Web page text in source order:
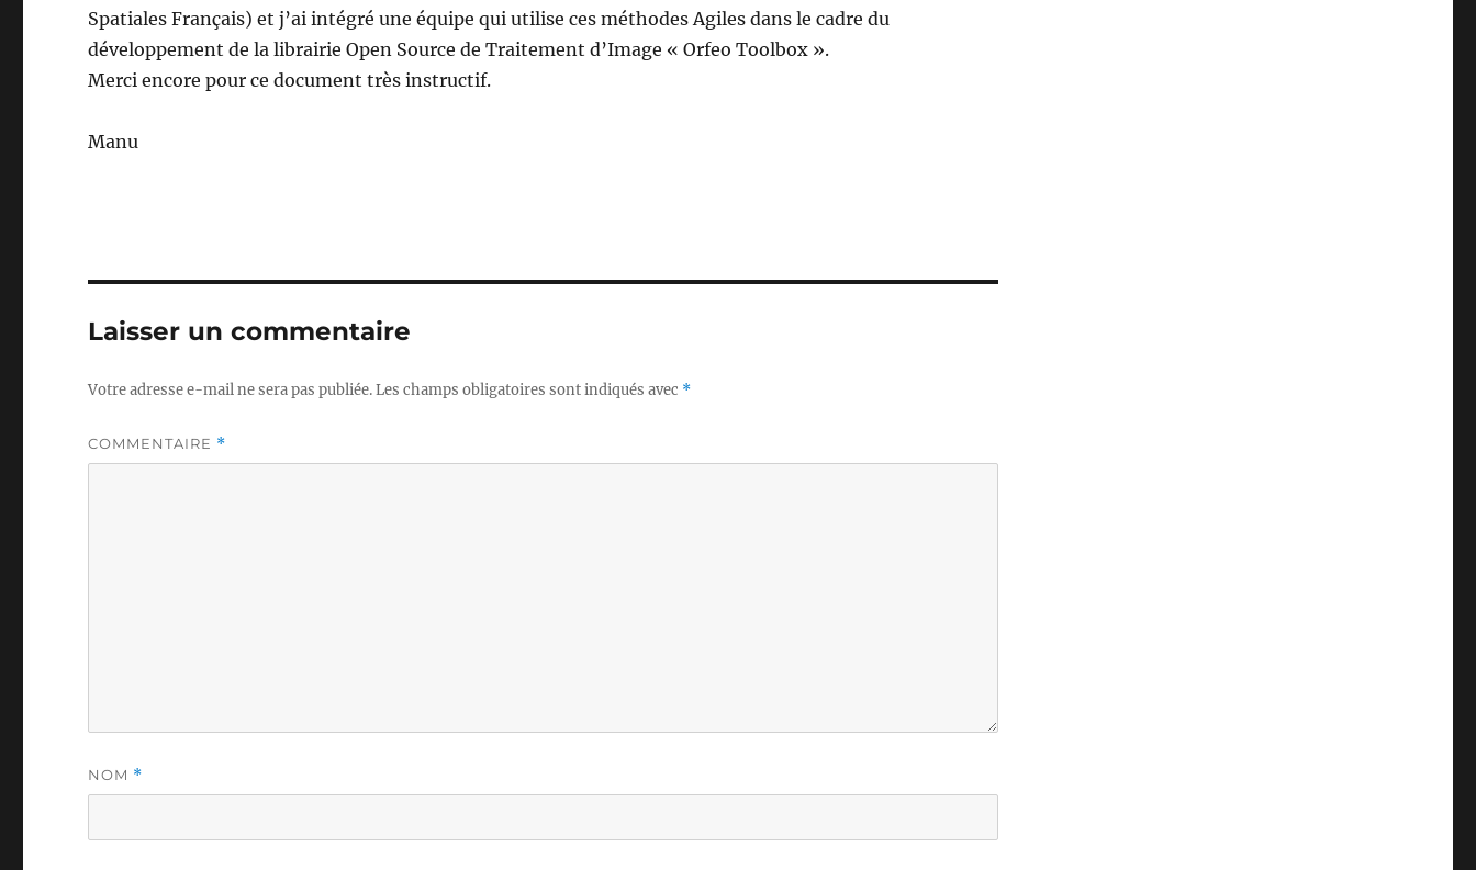
Spatiales Français) et j’ai intégré une équipe qui utilise ces méthodes Agiles dans le cadre du
développement de la librairie Open Source de Traitement d’Image « Orfeo Toolbox ».
Merci encore pour ce document très instructif.
Manu
Laisser un commentaire
Votre adresse e-mail ne sera pas publiée.Les champs obligatoires sont indiqués avec *
COMMENTAIRE *
NOM *